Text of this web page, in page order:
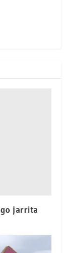
jarrita